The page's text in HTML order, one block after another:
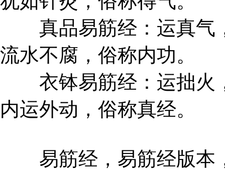
真品易筋经：运真气
流水不腐，俗称内功。
衣钵易筋经：运拙火
内运外动，俗称真经。
易筋经，易筋经版本